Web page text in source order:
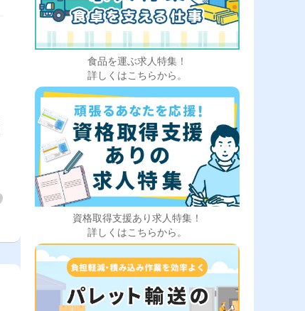
食品を運ぶ求人特集！
詳しくはこちらから。
資格取得支援あり求人特集！
詳しくはこちらから。